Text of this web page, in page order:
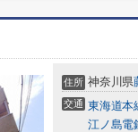
住所 神奈川県
交通 東海道本
江ノ島電